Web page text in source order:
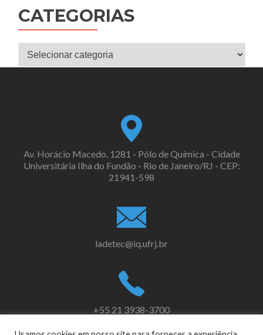
CATEGORIAS
Categorias
Av. Horácio Macedo, 1281 - Pólo de Química - Cidade
Universitária Ilha do Fundão - Rio de Janeiro/RJ - CEP:
21941-598
ladetec@iq.ufrj.br
+55 21 3938-3700